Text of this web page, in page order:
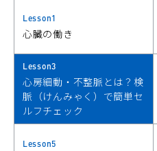
Lesson1
心臓の働き
Lesson3
心房細動・不整脈とは？検
脈（けんみゃく）で簡単セ
ルフチェック
Lesson5